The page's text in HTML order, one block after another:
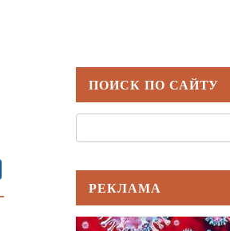
ПОИСК ПО САЙТУ
РЕКЛАМА